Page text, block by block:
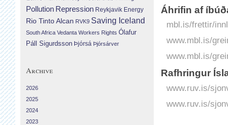
Áhrifin af
mbl.is/frettir/
www.mbl.is/
www.mbl.is/
Rafhringur
www.ruv.is/
www.ruv.is/
Pollution Repression Reykjavik Energy
Rio Tinto Alcan RVK9 Saving Iceland
South Africa Vedanta Workers Rights Ólafur
Páll Sigurdsson Þjórsá Þjórsárver
Archive
2026
2025
2024
2023